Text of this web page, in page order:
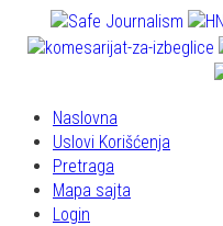
Naslovna
Uslovi Korišćenja
Pretraga
Mapa sajta
Login